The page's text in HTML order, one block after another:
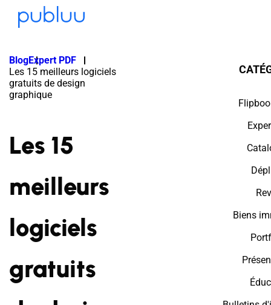
BlogExpert PDF
Les 15 meilleurs logiciels
gratuits de design
graphique
Les 15
meilleurs
logiciels
gratuits
Biens